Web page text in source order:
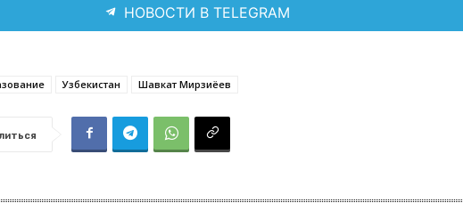
НОВОСТИ В TELEGRAM
Узбекистан Шавкат Мирзиёев